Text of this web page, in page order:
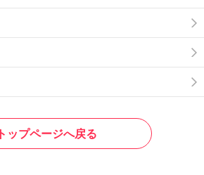
トップページへ戻る